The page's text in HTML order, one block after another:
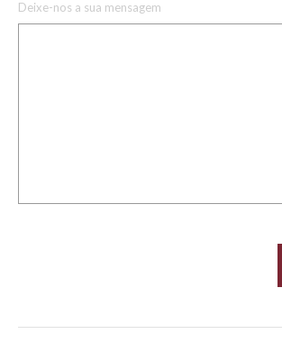
Deixe-nos a sua mensagem